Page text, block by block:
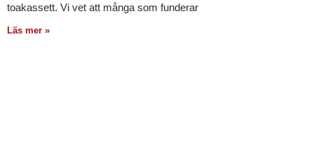
toakassett. Vi vet att många som funderar
Läs mer »